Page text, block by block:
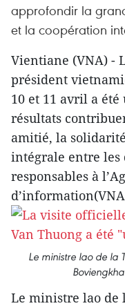
approfondir la
et la coopération
Vientiane (VNA) -
président
10 et 11 avril a été
résultats
amitié, la
intégrale entre les
responsables à
Le ministre lao de la
Le ministre lao de